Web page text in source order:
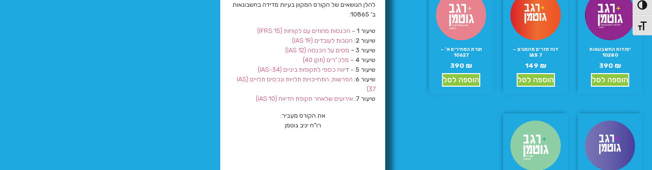
הפעל/כבה ניגודיות גבוהה
מתג גודל גופן
יסודות החשבונאות
10280
390 ₪
הוספה לסל
דוח תזרים מזומנים –
IAS 7
149 ₪
הוספה לסל
תורת המחירים א’ –
10627
390₪
הוספה לסל
להלן הנושאים של הקורס המקוון בעיות מדידה בחשבונאות
ב’ 10865:
שיעור 1 – הכנסות מחוזים עם לקוחות (IFRS 15)
שיעור 2:
הטבות לעובדים (IAS 19)
שיעור 3 –
מסים על הכנסה (IAS 12)
שיעור 4
– מלכ”רים (תקן 40)
שיעור 5
– דיווח כספי לתקופות ביניים (IAS-34)
שיעור 6:
הפרשות, התחייבויות תלויות ונכסים תלויים (IAS
37)
שיעור 7:
אירועים שלאחר תקופת הדיווח (IAS 10)
את הקורס מעביר:
רו”ח יניב גוטמן